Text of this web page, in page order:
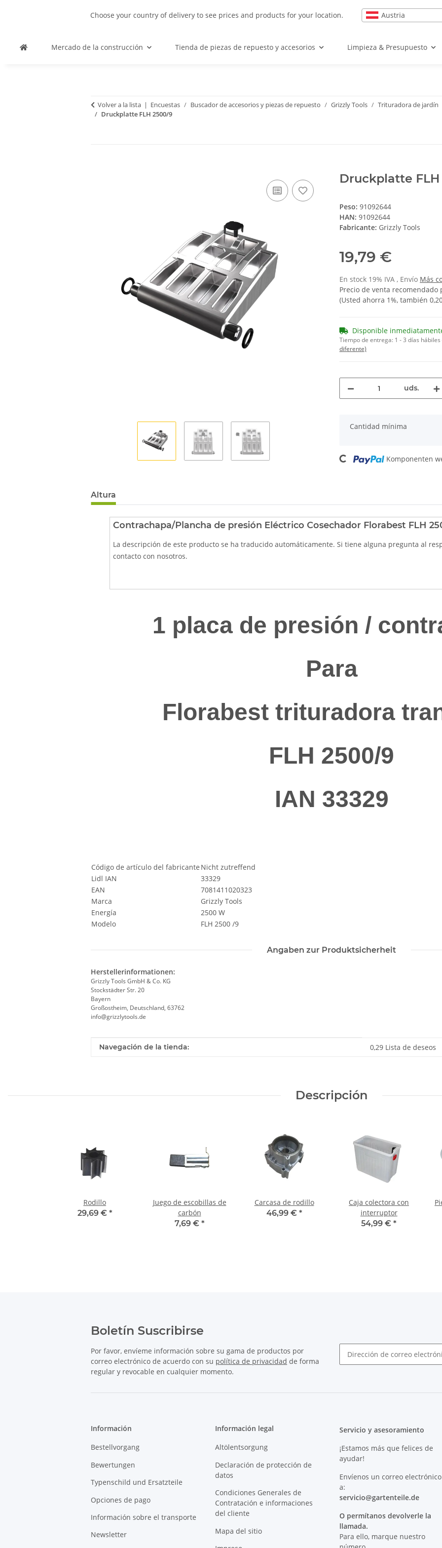
Choose your country of delivery to see prices and products for your location. Austria
Mercado de la construcción Tienda de piezas de repuesto y accesorios Limpieza & Presupuesto
Volver a la lista Encuestas Buscador de accesorios y piezas de repuesto Grizzly Tools Trituradora de jardín
Druckplatte FLH 2500/9
Druckplatte
Peso: 91092644
HAN: 91092644
Fabricante: Grizzly Tools
19,79 €
En stock 19% IVA , Envío Más
Precio de venta
(Usted ahorra 1%, también
Disponible
Tiempo de entrega: 1 - 3 días hábiles
diferente)
uds.
x
Cantidad mínima
Loading... Komponenten
Altura
Contrachapa/Plancha de presión Eléctrico Cosechador Florabest FLH
La descripción de este producto se ha traducido automáticamente. Si tiene alguna pregunta al
contacto con nosotros.
1 placa de presión /
Para
Florabest trituradora
FLH 2500/9
IAN 33329
Código de artículo del fabricante Nicht zutreffend
Lidl IAN
33329
EAN
7081411020323
Marca
Grizzly Tools
Energía
2500 W
Modelo
FLH 2500 /9
Angaben zur Produktsicherheit
Herstellerinformationen:
Grizzly Tools GmbH & Co. KG
Stockstädter Str. 20
Bayern
Großostheim, Deutschland, 63762
info@grizzlytools.de
Valor
Fabricante
Navegación de la tienda: 0,29 Lista de deseos
Descripción
Rodillo
29,69 € *
Juego de escobillas de
carbón
7,69 € *
Carcasa de rodillo
46,99 € *
Caja colectora con
interruptor
54,99 € *
Boletín Suscribirse
Por favor, envíeme información sobre su gama de productos por
correo electrónico de acuerdo con su política de privacidad de forma
regular y revocable en cualquier momento.
Información
Bestellvorgang
Bewertungen
Typenschild und Ersatzteile
Opciones de pago
Información sobre el transporte
Newsletter
Información legal
Altölentsorgung
Declaración de protección de
datos
Condiciones Generales de
Contratación e informaciones
del cliente
Mapa del sitio
Servicio y asesoramiento
¡Estamos más que felices de
ayudar!
Envíenos un correo electrónico
a:
servicio@gartenteile.de
O permítanos devolverle la
llamada.
Para ello, marque nuestro